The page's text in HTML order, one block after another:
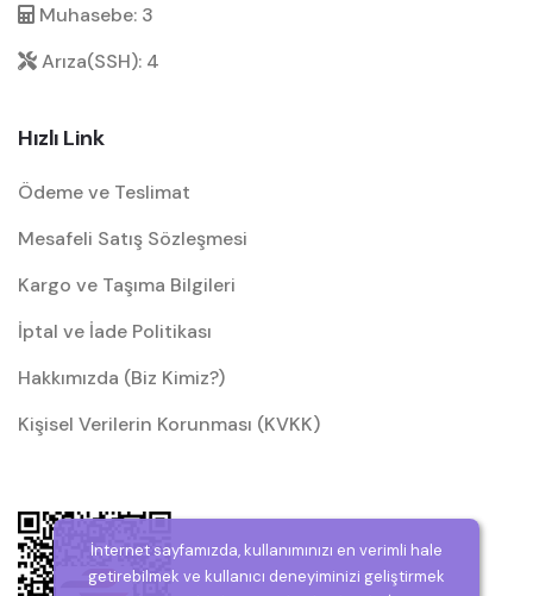
Muhasebe: 3
Arıza(SSH): 4
Hızlı Link
Ödeme ve Teslimat
Mesafeli Satış Sözleşmesi
Kargo ve Taşıma Bilgileri
İptal ve İade Politikası
Hakkımızda (Biz Kimiz?)
Kişisel Verilerin Korunması (KVKK)
İnternet sayfamızda, kullanımınızı en verimli hale
getirebilmek ve kullanıcı deneyiminizi geliştirmek